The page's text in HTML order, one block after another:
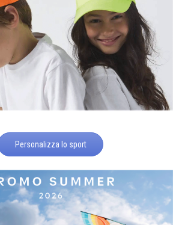
Personalizza lo sport